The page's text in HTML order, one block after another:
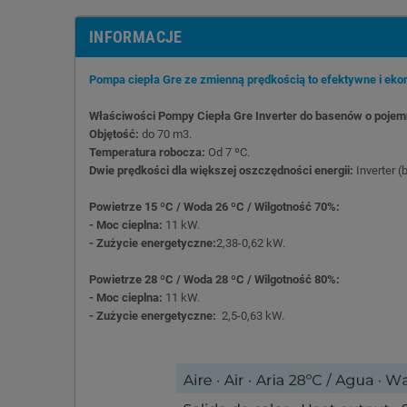
INFORMACJE
Pompa ciepła Gre ze zmienną prędkością to efektywne i
Właściwości Pompy Ciepła Gre Inverter do basenów o
Objętość: do 70 m3.
Temperatura robocza: Od 7 ºC.
Dwie prędkości dla większej oszczędności energii: Inverter
Powietrze 15 ºC / Woda 26 ºC / Wilgotność 70%:
- Moc cieplna: 11 kW.
- Zużycie energetyczne:2,38-0,62 kW.
Powietrze 28 ºC / Woda 28 ºC / Wilgotność 80%:
- Moc cieplna: 11 kW.
- Zużycie energetyczne: 2,5-0,63 kW.